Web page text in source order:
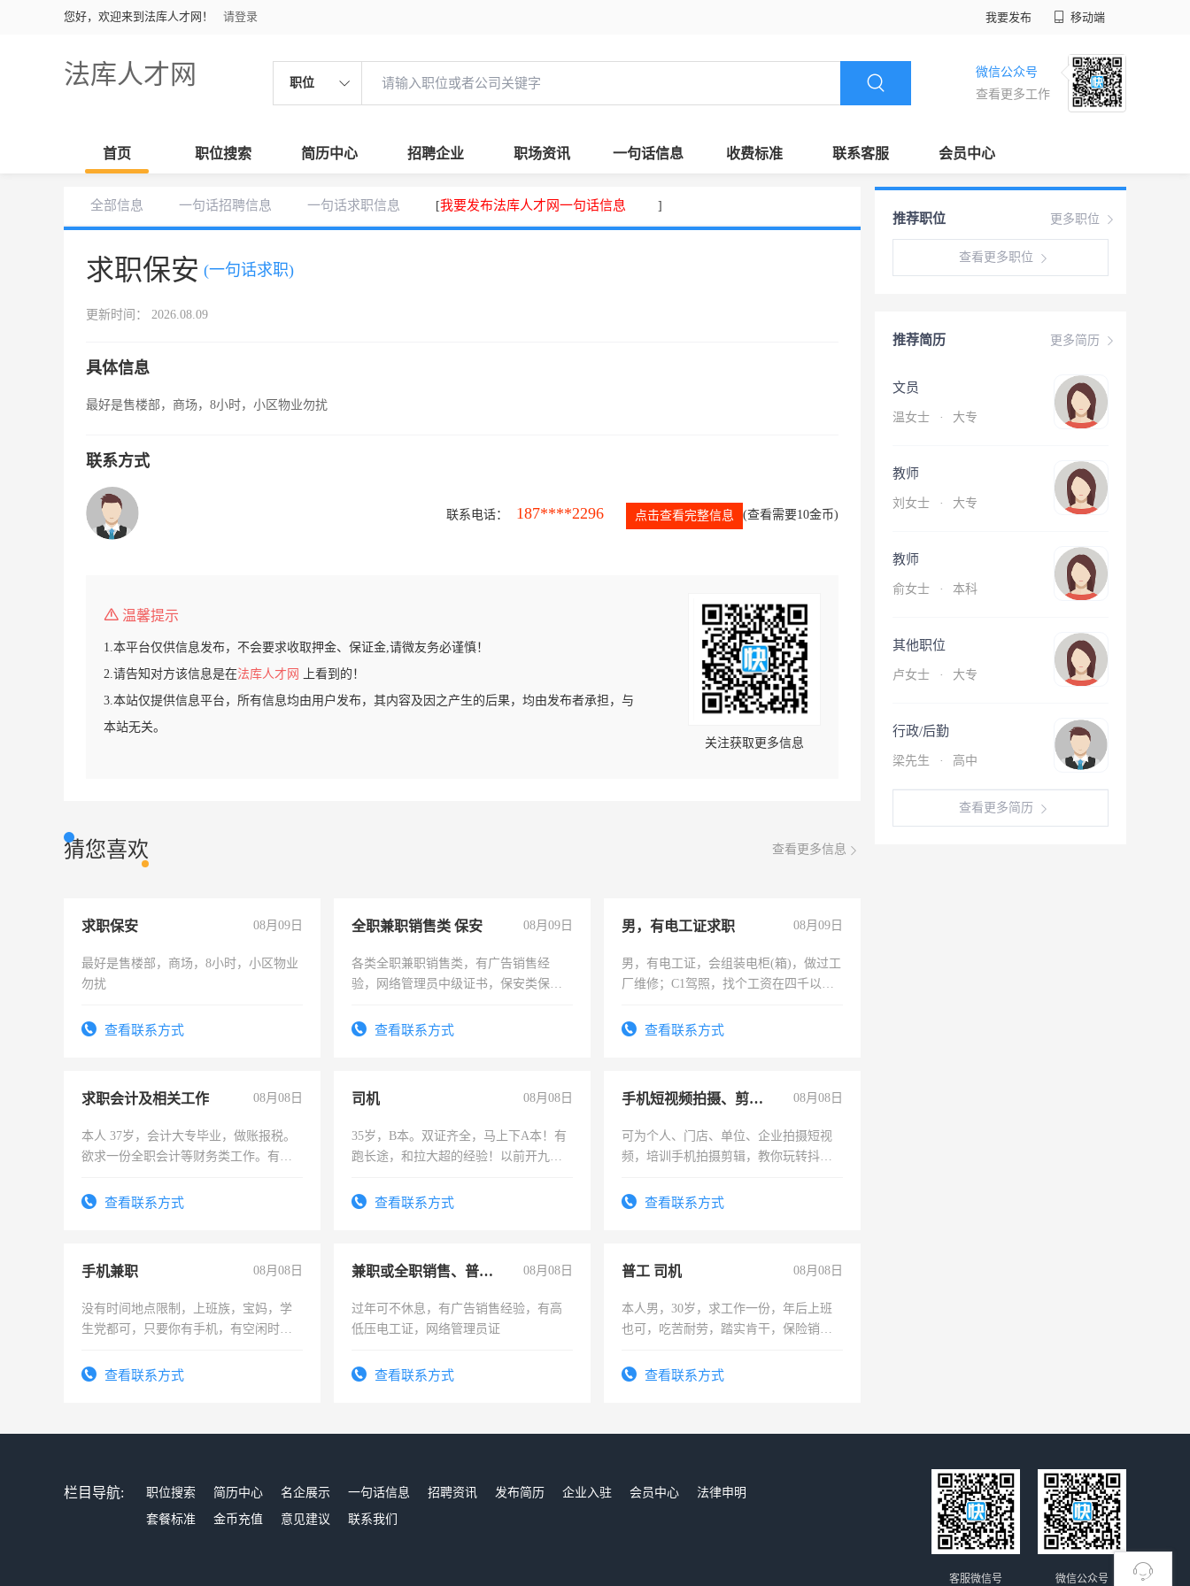
您好，欢迎来到法库人才网！ 请登录 我要发布 移动端
法库人才网 职位
微信公众号
查看更多工作
首页 职位搜索 简历中心 招聘企业 职场资讯 一句话信息 收费标准 联系客服 会员中心
全部信息 一句话招聘信息 一句话求职信息 [我要发布法库人才网一句话信息 ]
求职保安 (一句话求职)
更新时间： 2026.08.09
具体信息
最好是售楼部，商场，8小时，小区物业勿扰
联系方式
联系电话： 187****2296 点击查看完整信息 (查看需要10金币)
温馨提示
1.本平台仅供信息发布，不会要求收取押金、保证金,请微友务必谨慎！
2.请告知对方该信息是在法库人才网
上看到的！
3.本站仅提供信息平台，所有信息均由用户发布，其内容及因之产生的后果，均由发布者承担，与
本站无关。
关注获取更多信息
猜您喜欢 查看更多信息
求职保安 08月09日
最好是售楼部，商场，8小时，小区物业
勿扰
查看联系方式
全职兼职销售类 保安 08月09日
各类全职兼职销售类，有广告销售经
验，网络管理员中级证书，保安类保安
有高低压电工证和十几年工作经验
查看联系方式
男，有电工证求职 08月09日
男，有电工证，会组装电柜(箱)，做过工
厂维修；C1驾照，找个工资在四千以
电话查看联系方式
求职会计及相关工作 08月08日
本人 37岁，会计大专毕业，做账报税。
欲求一份全职会计等财务类工作。有会
查看联系方式
司机 08月08日
35岁，B本。双证齐全，马上下A本！有
跑长途，和拉大超的经验！以前开九米
查看联系方式
手机短视频拍摄、剪辑、抖音快手 08月08日
可为个人、门店、单位、企业拍摄短视
频，培训手机拍摄剪辑，教你玩转抖音
频，培训手机拍摄剪辑，教你玩转抖
查看联系方式
手机兼职 08月08日
没有时间地点限制，上班族，宝妈，学
生党都可，只要你有手机，有空闲时
勤快的四五十，每天挣零花钱没问题！
查看联系方式
兼职或全职销售、普工、维修 08月08日
过年可不休息，有广告销售经验，有高
低压电工证，网络管理员证
查看联系方式
普工 司机 08月08日
本人男，30岁，求工作一份，年后上班
也可，吃苦耐劳，踏实肯干，保险销售
查看联系方式
更多职位
推荐职位
查看更多职位
更多简历
推荐简历
文员
温女士 · 大专
教师
刘女士 · 大专
教师
俞女士 · 本科
其他职位
卢女士 · 大专
行政/后勤
梁先生 · 高中
查看更多简历
栏目导航: 职位搜索 简历中心 名企展示 一句话信息 招聘资讯 发布简历 企业入驻 会员中心
法律申明
套餐标准
金币充值 意见建议 联系我们
微信公众号
客服微信号